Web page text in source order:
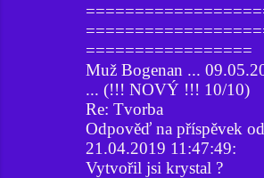
=================
Muž Bogenan ...
... (!!! NOVÝ !!! 10/10)
Re: Tvorba
Odpověď na příspěvek
21.04.2019 11:47:49:
Vytvořil jsi krystal ?